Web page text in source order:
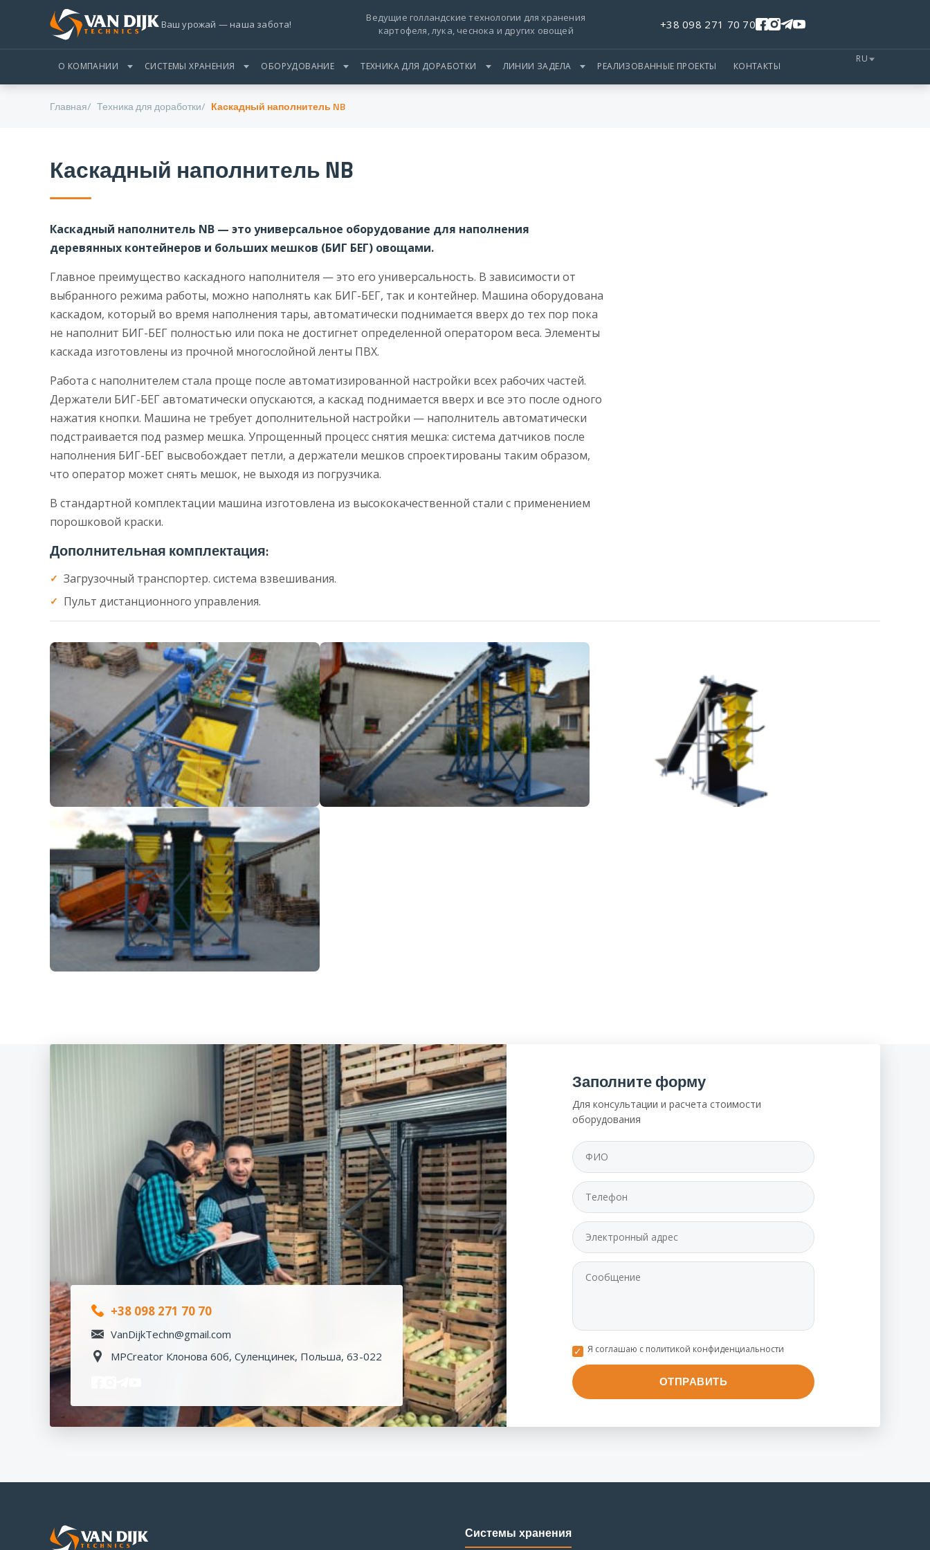
Ваш урожай — наша забота!
Ведущие голландские технологии для хранения
картофеля, лука, чеснока и других овощей
+38 098 271 70 70
О КОМПАНИИ СИСТЕМЫ ХРАНЕНИЯ ОБОРУДОВАНИЕ ТЕХНИКА ДЛЯ ДОРАБОТКИ ЛИНИИ ЗАДЕЛА РЕАЛИЗОВАННЫЕ ПРОЕКТЫ КОНТАКТЫ
RU
Главная Техника для доработки Каскадный наполнитель NB
Каскадный наполнитель NB
Каскадный наполнитель NB — это универсальное оборудование для наполнения
деревянных контейнеров и больших мешков (БИГ БЕГ) овощами.
Главное преимущество каскадного наполнителя — это его универсальность. В зависимости от
выбранного режима работы, можно наполнять как БИГ-БЕГ, так и контейнер. Машина оборудована
каскадом, который во время наполнения тары, автоматически поднимается вверх до тех пор пока
не наполнит БИГ-БЕГ полностью или пока не достигнет определенной оператором веса. Элементы
каскада изготовлены из прочной многослойной ленты ПВХ.
Работа с наполнителем стала проще после автоматизированной настройки всех рабочих частей.
Держатели БИГ-БЕГ автоматически опускаются, а каскад поднимается вверх и все это после одного
нажатия кнопки. Машина не требует дополнительной настройки — наполнитель автоматически
подстраивается под размер мешка. Упрощенный процесс снятия мешка: система датчиков после
наполнения БИГ-БЕГ высвобождает петли, а держатели мешков спроектированы таким образом,
что оператор может снять мешок, не выходя из погрузчика.
В стандартной комплектации машина изготовлена ​​из высококачественной стали с применением
порошковой краски.
Дополнительная комплектация:
Загрузочный транспортер. система взвешивания.
Пульт дистанционного управления.
+38 098 271 70 70
VanDijkTechn@gmail.com
MPCreator Клонова 60б, Суленцинек, Польша, 63-022
Заполните форму
Для консультации и расчета стоимости
оборудования
Я соглашаю с политикой конфиденциальности
Системы хранения